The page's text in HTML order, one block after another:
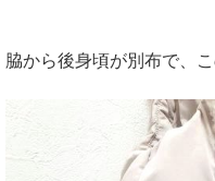
脇から後身頃が別布で、